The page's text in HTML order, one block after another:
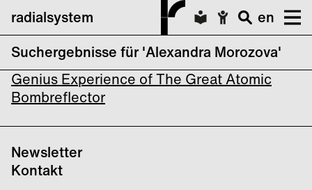
radialsystem
en
Suchergebnisse für 'Alexandra Morozova'
VOICES BERLIN FESTIVAL: The New
Genius Experience of The Great Atomic
Bombreflector
Newsletter
Kontakt